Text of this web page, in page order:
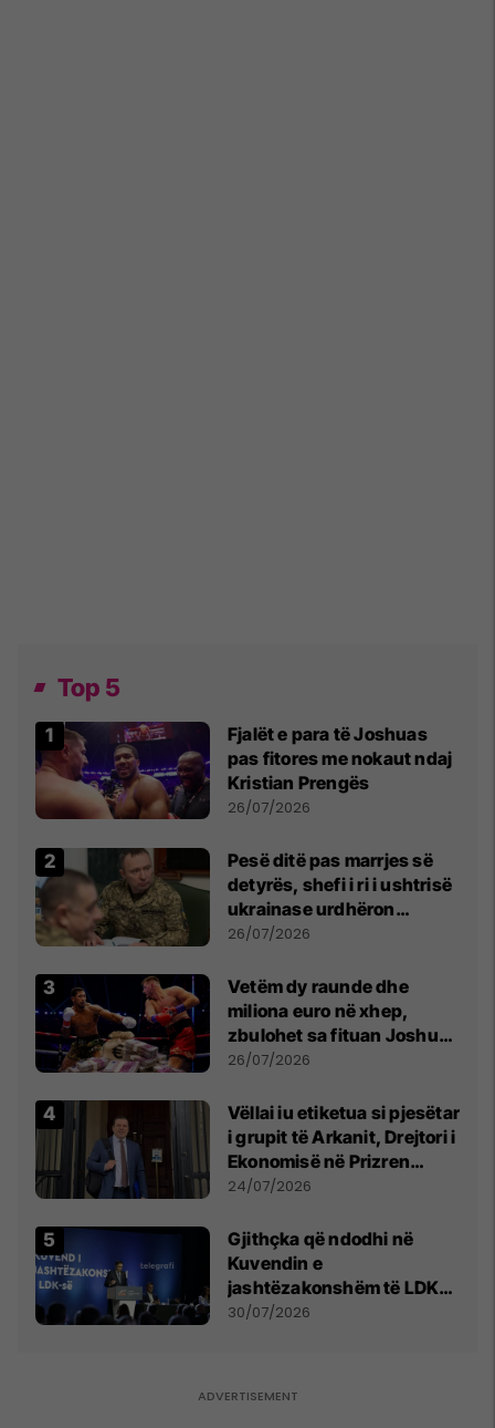
Top 5
Fjalët e para të Joshuas
pas fitores me nokaut ndaj
Kristian Prengës
26/07/2026
Pesë ditë pas marrjes së
detyrës, shefi i ri i ushtrisë
ukrainase urdhëron
kontroll të madh
26/07/2026
Vetëm dy raunde dhe
miliona euro në xhep,
zbulohet sa fituan Joshua
e Prenga
26/07/2026
Vëllai iu etiketua si pjesëtar
i grupit të Arkanit, Drejtori i
Ekonomisë në Prizren
mohon pretendimet
24/07/2026
Gjithçka që ndodhi në
Kuvendin e
jashtëzakonshëm të LDK-
së
30/07/2026